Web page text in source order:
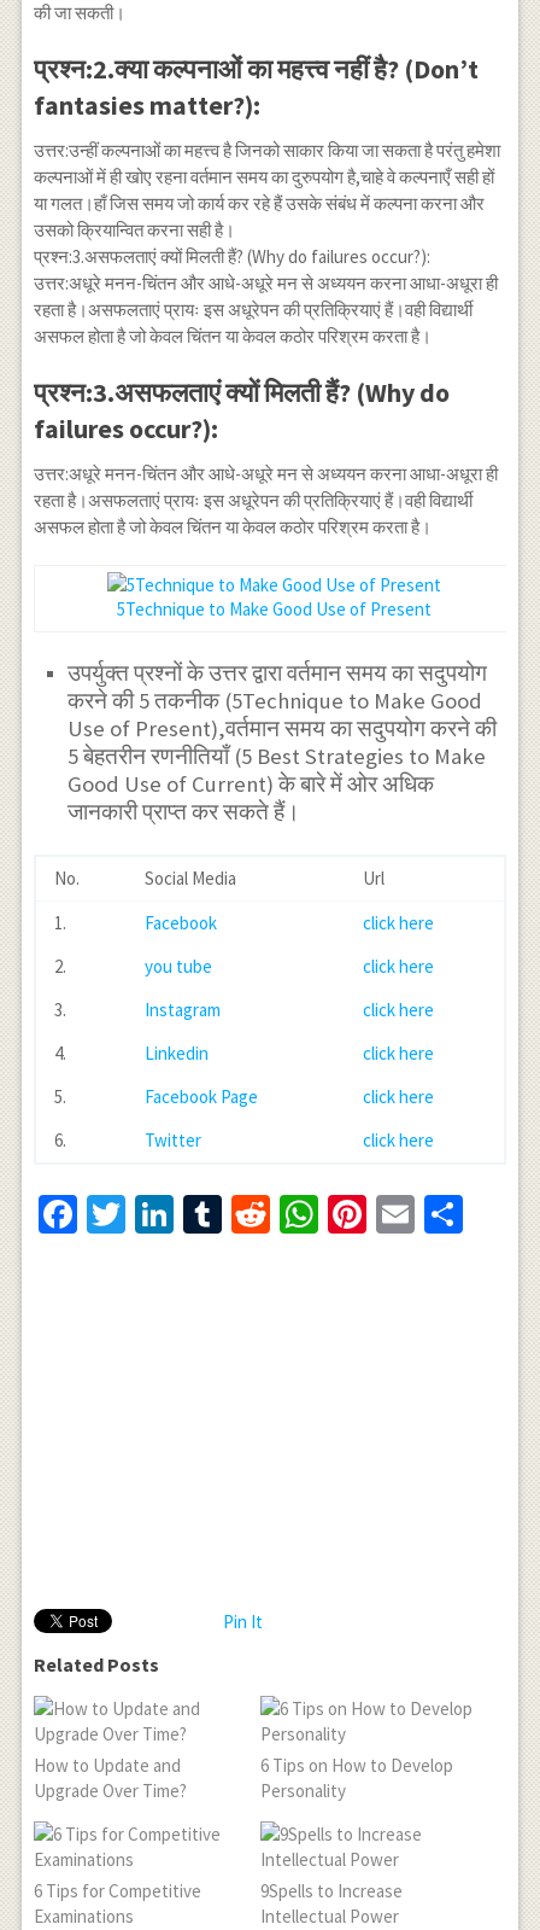
की जा सकती।
प्रश्न:2.क्या कल्पनाओं का महत्त्व नहीं है? (Don’t
fantasies matter?):
उत्तर:उन्हीं कल्पनाओं का महत्त्व है जिनको साकार किया जा सकता है परंतु हमेशा
कल्पनाओं में ही खोए रहना वर्तमान समय का दुरुपयोग है,चाहे वे कल्पनाएँ सही हों
या गलत।हाँ जिस समय जो कार्य कर रहे हैं उसके संबंध में कल्पना करना और
उसको क्रियान्वित करना सही है।
प्रश्न:3.असफलताएं क्यों मिलती हैं? (Why do failures occur?):
उत्तर:अधूरे मनन-चिंतन और आधे-अधूरे मन से अध्ययन करना आधा-अधूरा ही
रहता है।असफलताएं प्रायः इस अधूरेपन की प्रतिक्रियाएं हैं।वही विद्यार्थी
असफल होता है जो केवल चिंतन या केवल कठोर परिश्रम करता है।
प्रश्न:3.असफलताएं क्यों मिलती हैं? (Why do
failures occur?):
उत्तर:अधूरे मनन-चिंतन और आधे-अधूरे मन से अध्ययन करना आधा-अधूरा ही
रहता है।असफलताएं प्रायः इस अधूरेपन की प्रतिक्रियाएं हैं।वही विद्यार्थी
असफल होता है जो केवल चिंतन या केवल कठोर परिश्रम करता है।
5Technique to Make Good Use of Present
उपर्युक्त प्रश्नों के उत्तर द्वारा वर्तमान समय का सदुपयोग
करने की 5 तकनीक (5Technique to Make Good
Use of Present),वर्तमान समय का सदुपयोग करने की
5 बेहतरीन रणनीतियाँ (5 Best Strategies to Make
Good Use of Current) के बारे में ओर अधिक
जानकारी प्राप्त कर सकते हैं।
No. Social Media
Url
1.
Facebook
click here
2.
you tube
click here
3.
Instagram
click here
4.
Linkedin
click here
5.
Facebook Page
click here
6.
Twitter click here
Facebook
Twitter
LinkedIn
Tumblr
RedditWhatsApp
Pinterest
Email
Pin It
Related Posts
How to Update and
Upgrade Over Time?
6 Tips on How to Develop
Personality
6 Tips for Competitive
Examinations
9Spells to Increase
Intellectual Power